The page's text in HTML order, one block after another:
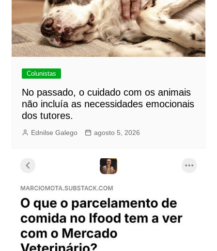
Colunistas
No passado, o cuidado com os animais
não incluía as necessidades emocionais
dos tutores.
Ednilse Galego agosto 5, 2026